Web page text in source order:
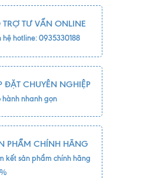
TRỢ TƯ VẤN ONLINE
hệ hotline: 0935330188
ĐẶT CHUYÊN NGHIỆP
hành nhanh gọn
PHẨM CHÍNH HÃNG
kết sản phẩm chính hãng